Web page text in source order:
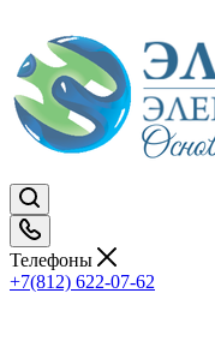
Телефоны
+7(812) 622-07-62